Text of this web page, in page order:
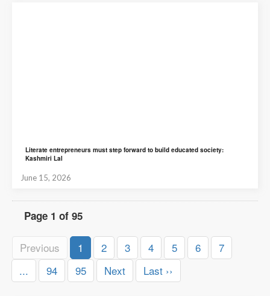
Literate entrepreneurs must step forward to build educated society:
Kashmiri Lal
June 15, 2026
Page 1 of 95
Previous 1 2 3 4 5 6
7
...
94 95 Next Last ››